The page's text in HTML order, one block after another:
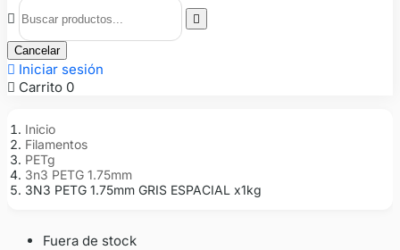


Cancelar
 Iniciar sesión
 Carrito 0
Inicio
Filamentos
PETg
3n3 PETG 1.75mm
3N3 PETG 1.75mm GRIS ESPACIAL x1kg
Fuera de stock